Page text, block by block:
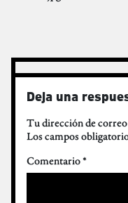
Deja una
Tu dirección de
Los campos
Comentario*